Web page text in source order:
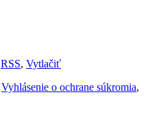
RSS, Vytlačiť
Vyhlásenie o ochrane súkromia,